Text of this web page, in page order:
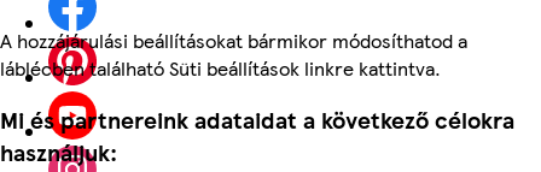
A hozzájárulási beállításokat bármikor módosíthatod a
láblécben található Süti beállítások linkre kattintva.
Mi és partnereink adataidat a következő célokra
használjuk: